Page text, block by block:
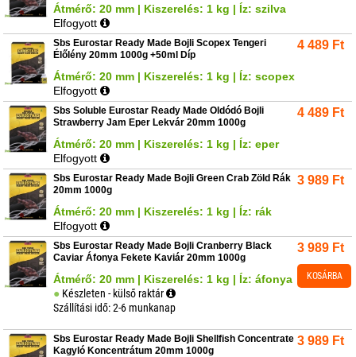
Átmérő: 20 mm | Kiszerelés: 1 kg | Íz: szilva
Elfogyott
Sbs Eurostar Ready Made Bojli Scopex Tengeri
Élőlény 20mm 1000g +50ml Díp
Átmérő: 20 mm | Kiszerelés: 1 kg | Íz: scopex
Elfogyott
4 489 Ft
Sbs Soluble Eurostar Ready Made Oldódó Bojli
Strawberry Jam Eper Lekvár 20mm 1000g
Átmérő: 20 mm | Kiszerelés: 1 kg | Íz: eper
Elfogyott
4 489 Ft
Sbs Eurostar Ready Made Bojli Green Crab Zöld Rák
20mm 1000g
Átmérő: 20 mm | Kiszerelés: 1 kg | Íz: rák
Elfogyott
3 989 Ft
Sbs Eurostar Ready Made Bojli Cranberry Black
Caviar Áfonya Fekete Kaviár 20mm 1000g
Átmérő: 20 mm | Kiszerelés: 1 kg | Íz: áfonya
Készleten - külső raktár
Szállítási idő: 2-6 munkanap
3 989 Ft
KOSÁRBA
Sbs Eurostar Ready Made Bojli Shellfish Concentrate
Kagyló Koncentrátum 20mm 1000g
3 989 Ft